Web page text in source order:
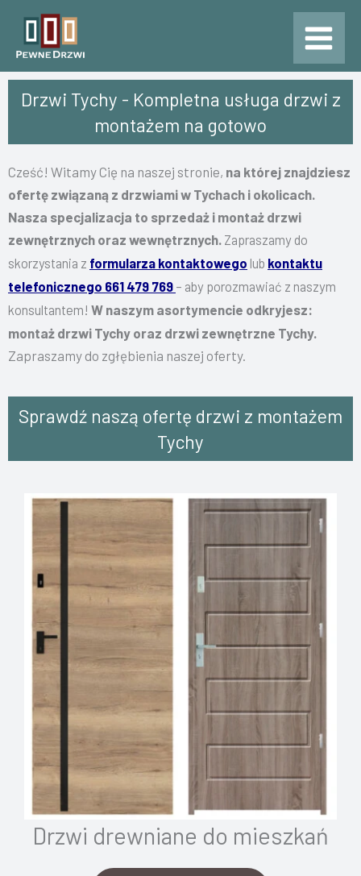
Przejdź
treści
Drzwi Tychy - Kompletna usługa drzwi z
montażem na gotowo
Cześć! Witamy Cię na naszej stronie, na której znajdziesz
ofertę związaną z drzwiami w Tychach i okolicach.
Nasza specjalizacja to sprzedaż i montaż drzwi
zewnętrznych oraz wewnętrznych. Zapraszamy do
skorzystania z formularza kontaktowego lub kontaktu
telefonicznego 661 479 769 – aby porozmawiać z naszym
konsultantem! W naszym asortymencie odkryjesz:
montaż drzwi Tychy oraz drzwi zewnętrzne Tychy.
Zapraszamy do zgłębienia naszej oferty.
Sprawdź naszą ofertę drzwi z montażem
Tychy
Drzwi drewniane do mieszkań